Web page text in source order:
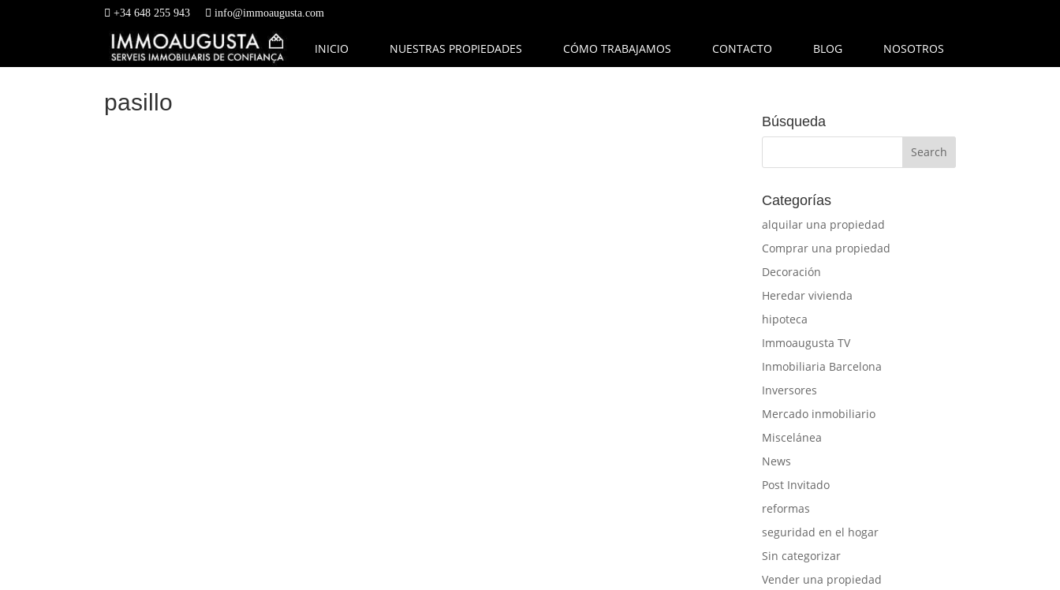
+34 648 255 943 info@immoaugusta.com
INICIO NUESTRAS PROPIEDADES CÓMO TRABAJAMOS CONTACTO BLOG NOSOTROS
pasillo
Búsqueda
Categorías
alquilar una propiedad
Comprar una propiedad
Decoración
Heredar vivienda
hipoteca
Immoaugusta TV
Inmobiliaria Barcelona
Inversores
Mercado inmobiliario
Miscelánea
News
Post Invitado
reformas
seguridad en el hogar
Sin categorizar
Vender una propiedad